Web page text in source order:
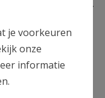
tot en met 14
kans tot
je voorkeuren
onze
informatie